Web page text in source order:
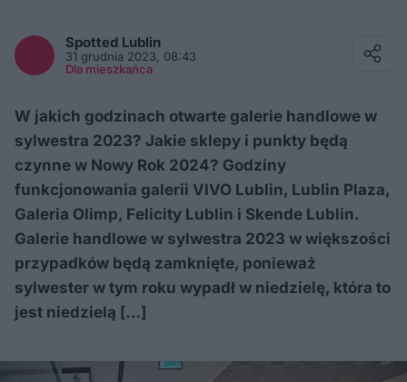
Spotted Lublin
31 grudnia 2023, 08:43
Dla mieszkańca
W jakich godzinach otwarte galerie handlowe w
sylwestra 2023? Jakie sklepy i punkty będą
czynne w Nowy Rok 2024? Godziny
funkcjonowania galerii VIVO Lublin, Lublin Plaza,
Galeria Olimp, Felicity Lublin i Skende Lublin.
Galerie handlowe w sylwestra 2023 w większości
przypadków będą zamknięte, ponieważ
sylwester w tym roku wypadł w niedzielę, która to
jest niedzielą […]